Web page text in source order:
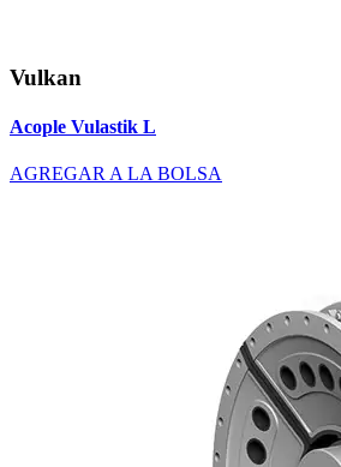
Vulkan
Acople Vulastik L
AGREGAR A LA BOLSA